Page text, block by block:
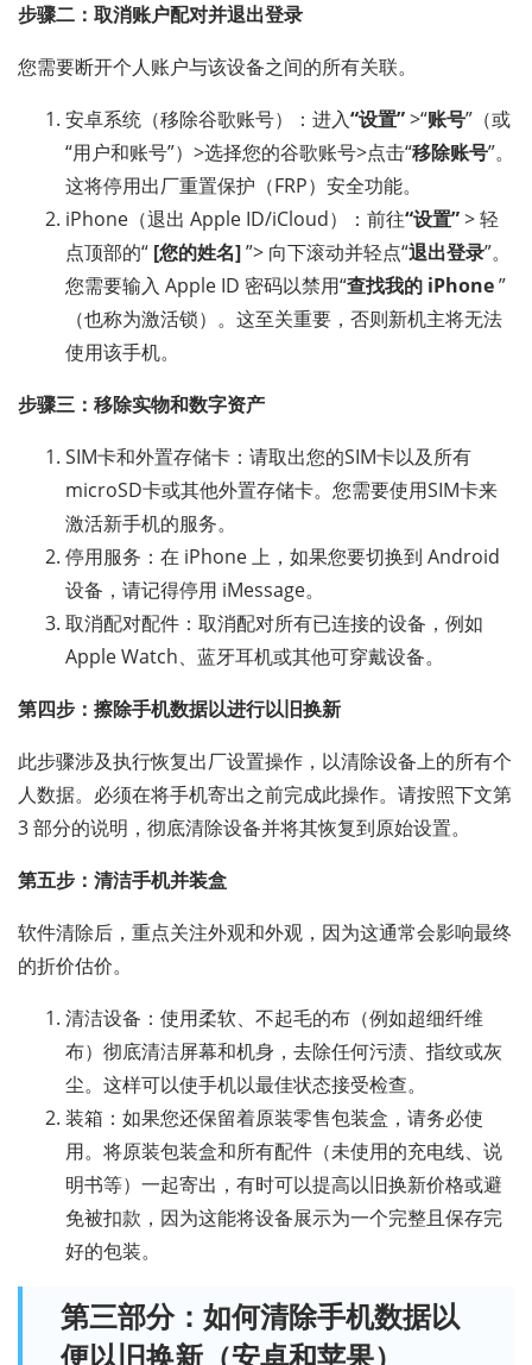
步骤二：取消账户配对并退出登录
您需要断开个人账户与该设备之间的所有关联。
安卓系统（移除谷歌账号）：进入“设置”>“账号”（或
“用户和账号”）>选择您的谷歌账号>点击“移除账号”。
这将停用出厂重置保护（FRP）安全功能。
iPhone（退出 Apple ID/iCloud）：前往“设置”> 轻
点顶部的“ [您的姓名]”> 向下滚动并轻点“退出登录”。
您需要输入 Apple ID 密码以禁用“查找我的 iPhone”
（也称为激活锁）。这至关重要，否则新机主将无法
使用该手机。
步骤三：移除实物和数字资产
SIM卡和外置存储卡：请取出您的SIM卡以及所有
microSD卡或其他外置存储卡。您需要使用SIM卡来
激活新手机的服务。
停用服务：在 iPhone 上，如果您要切换到 Android
设备，请记得停用 iMessage。
取消配对配件：取消配对所有已连接的设备，例如
Apple Watch、蓝牙耳机或其他可穿戴设备。
第四步：擦除手机数据以进行以旧换新
此步骤涉及执行恢复出厂设置操作，以清除设备上的所有个
人数据。必须在将手机寄出之前完成此操作。请按照下文第
3 部分的说明，彻底清除设备并将其恢复到原始设置。
第五步：清洁手机并装盒
软件清除后，重点关注外观和外观，因为这通常会影响最终
的折价估价。
清洁设备：使用柔软、不起毛的布（例如超细纤维
布）彻底清洁屏幕和机身，去除任何污渍、指纹或灰
尘。这样可以使手机以最佳状态接受检查。
装箱：如果您还保留着原装零售包装盒，请务必使
用。将原装包装盒和所有配件（未使用的充电线、说
明书等）一起寄出，有时可以提高以旧换新价格或避
免被扣款，因为这能将设备展示为一个完整且保存完
好的包装。
第三部分：如何清除手机数据以
便以旧换新（安卓和苹果）